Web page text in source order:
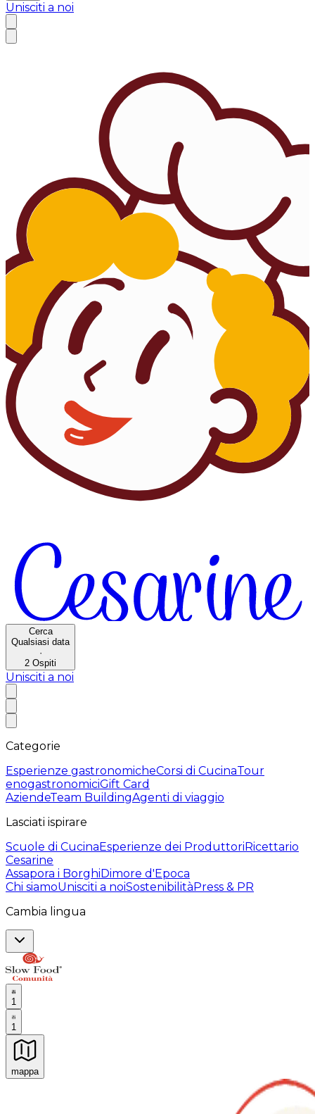
Unisciti a noi
Cerca
Qualsiasi data
·
2 Ospiti
Unisciti a noi
Categorie
Esperienze gastronomicheCorsi di CucinaTour
enogastronomiciGift Card
AziendeTeam BuildingAgenti di viaggio
Lasciati ispirare
Scuole di CucinaEsperienze dei ProduttoriRicettario
Cesarine
Assapora i BorghiDimore d'Epoca
Chi siamoUnisciti a noiSostenibilitàPress & PR
Cambia lingua
1
1
mappa
Esperienze culinarie indimenticabili: Esperienze